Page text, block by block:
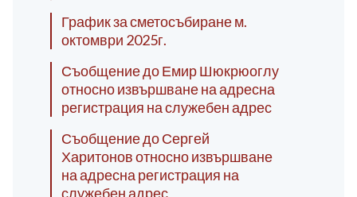
График за сметосъбиране м.
октомври 2025г.
Съобщение до Емир Шюкрюоглу
относно извършване на адресна
регистрация на служебен адрес
Съобщение до Сергей
Харитонов относно извършване
на адресна регистрация на
служебен адрес